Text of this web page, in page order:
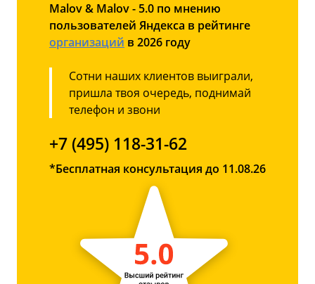
Malov & Malov - 5.0 по мнению
пользователей Яндекса в рейтинге
организаций в 2026 году
Сотни наших клиентов выиграли,
пришла твоя очередь, поднимай
телефон и звони
+7 (495) 118-31-62
*Бесплатная консультация до 11.08.26